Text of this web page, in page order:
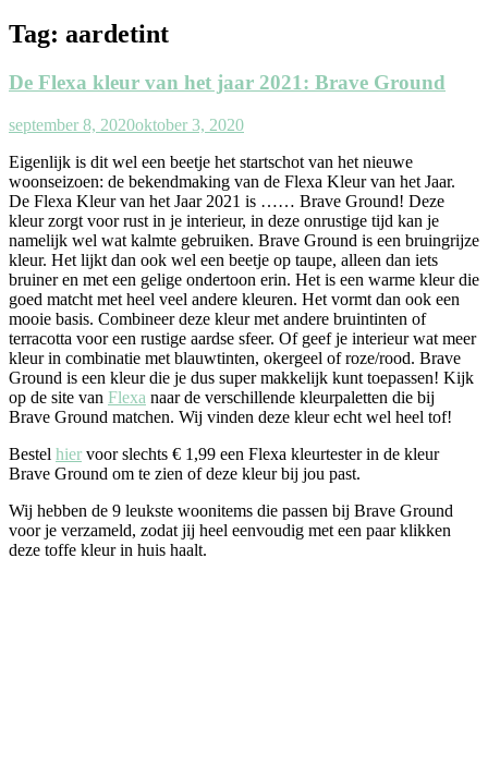
Tag: aardetint
De Flexa kleur van het jaar 2021: Brave Ground
september 8, 2020oktober 3, 2020
Eigenlijk is dit wel een beetje het startschot van het nieuwe
woonseizoen: de bekendmaking van de Flexa Kleur van het Jaar.
De Flexa Kleur van het Jaar 2021 is …… Brave Ground! Deze
kleur zorgt voor rust in je interieur, in deze onrustige tijd kan je
namelijk wel wat kalmte gebruiken. Brave Ground is een bruingrijze
kleur. Het lijkt dan ook wel een beetje op taupe, alleen dan iets
bruiner en met een gelige ondertoon erin. Het is een warme kleur die
goed matcht met heel veel andere kleuren. Het vormt dan ook een
mooie basis. Combineer deze kleur met andere bruintinten of
terracotta voor een rustige aardse sfeer. Of geef je interieur wat meer
kleur in combinatie met blauwtinten, okergeel of roze/rood. Brave
Ground is een kleur die je dus super makkelijk kunt toepassen! Kijk
op de site van Flexa naar de verschillende kleurpaletten die bij
Brave Ground matchen. Wij vinden deze kleur echt wel heel tof!
Bestel hier voor slechts € 1,99 een Flexa kleurtester in de kleur
Brave Ground om te zien of deze kleur bij jou past.
Wij hebben de 9 leukste woonitems die passen bij Brave Ground
voor je verzameld, zodat jij heel eenvoudig met een paar klikken
deze toffe kleur in huis haalt.